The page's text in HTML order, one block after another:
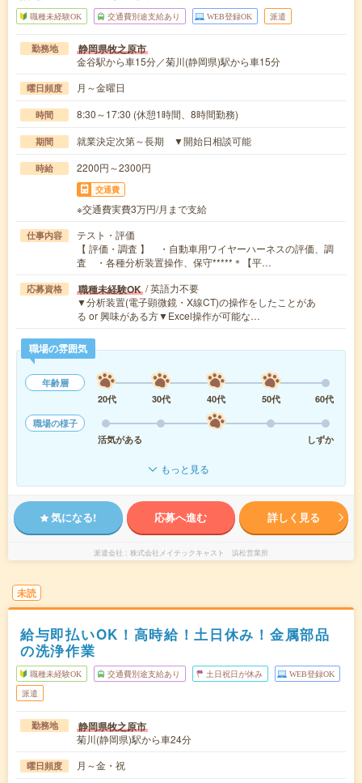
職種未経験OK 交通費別途支給あり WEB登録OK 派遣
勤務地 静岡県牧之原市
金谷駅から車15分／菊川(静岡県)駅から車15分
曜日頻度 月～金曜日
時間 8:30～17:30 (休憩1時間、8時間勤務)
期間 就業決定次第～長期 ▼開始日相談可能
時給 2200円～2300円
交通費
※交通費実費3万円/月まで支給
仕事内容
テスト・評価
【 評価・調査 】 ・自動車用ワイヤーハーネスの評価、調
査 ・各種分析装置操作、保守*****＊【平…
応募資格 職種未経験OK / 英語力不要
▼分析装置(電子顕微鏡・X線CT)の操作をしたことがあ
る or 興味がある方▼Excel操作が可能な…
職場の雰囲気
年齢層
20代
30代 40代 50代
60代
職場の様子
活気がある
しずか
もっと見る
気になる! 応募へ進む 詳しく見る
派遣会社 株式会社メイテックキャスト 浜松営業所
未読
給与即払いOK！高時給！土日休み！金属部品
の洗浄作業
職種未経験OK 交通費別途支給あり 土日祝日が休み WEB登録OK
派遣
勤務地 静岡県牧之原市
菊川(静岡県)駅から車24分
曜日頻度 月～金・祝